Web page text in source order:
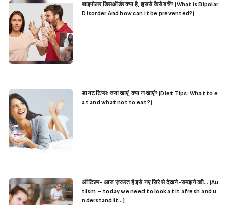
बाइपोलर डिसऑर्डर क्या है, इससे कैसे बचें? (What is Bipolar
Disorder And how can it be prevented?)
डायट टिप्सः क्या खाएं, क्या न खाएं? (Diet Tips: What to e
at and what not to eat?)
ऑटिज़्म- आज ज़रूरत है इसे नए सिरे से देखने-समझने की… (Au
tism – today we need to look at it afresh and u
nderstand it…)